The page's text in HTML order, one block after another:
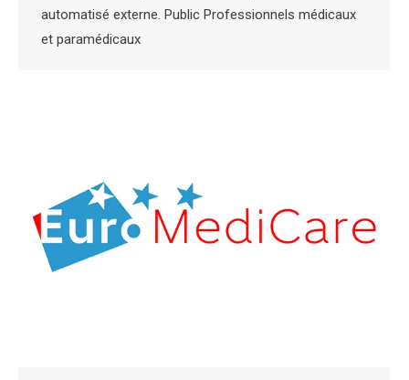
automatisé externe. Public Professionnels médicaux
et paramédicaux